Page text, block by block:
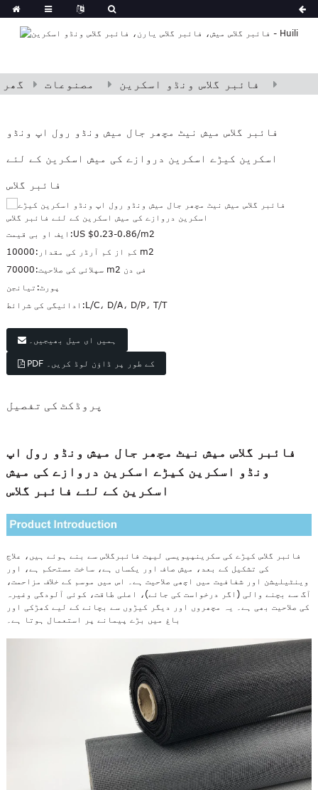
گھر مصنوعات فائبر گلاس ونڈو اسکرین
فائبر گلاس میش نیٹ مچھر جال میش ونڈو رول اپ ونڈو
اسکرین کیڑے اسکرین دروازے کی میش اسکرین کے لئے
فائبر گلاس
ایف او بی قیمت:US $0.23-0.86/m2
کم از کم آرڈر کی مقدار: 10000 m2
سپلائی کی صلاحیت:
70000 m2 فی دن
پورٹ: تیانجن
ادائیگی کی شرائط:L/C، D/A، D/P، T/T
ہمیں ای میل بھیجیں۔
PDF کے طور پر ڈاؤن لوڈ کریں۔
پروڈکٹ کی تفصیل
فائبر گلاس میش نیٹ مچھر جال میش ونڈو رول اپ
ونڈو اسکرین کیڑے اسکرین دروازے کی میش
اسکرین کے لئے فائبر گلاس
فائبر گلاس کیڑے کی سکرین پیویسی لیپت فائبرگلاس سے بنے ہوئے ہیں، علاج
کی تشکیل کے بعد، میش صاف اور یکساں ہے، ساخت مستحکم ہے، اور
وینٹیلیشن اور شفافیت میں اچھی صلاحیت ہے۔ اس میں موسم کے خلاف مزاحمت،
آگ سے بچنے والی (اگر درخواست کی جائے)، اعلی طاقت، کوئی آلودگی وغیرہ
کی صلاحیت بھی ہے۔ یہ مچھروں اور دیگر کیڑوں سے بچانے کے لیے کھڑکی اور
باغ میں بڑے پیمانے پر استعمال ہوتا ہے۔